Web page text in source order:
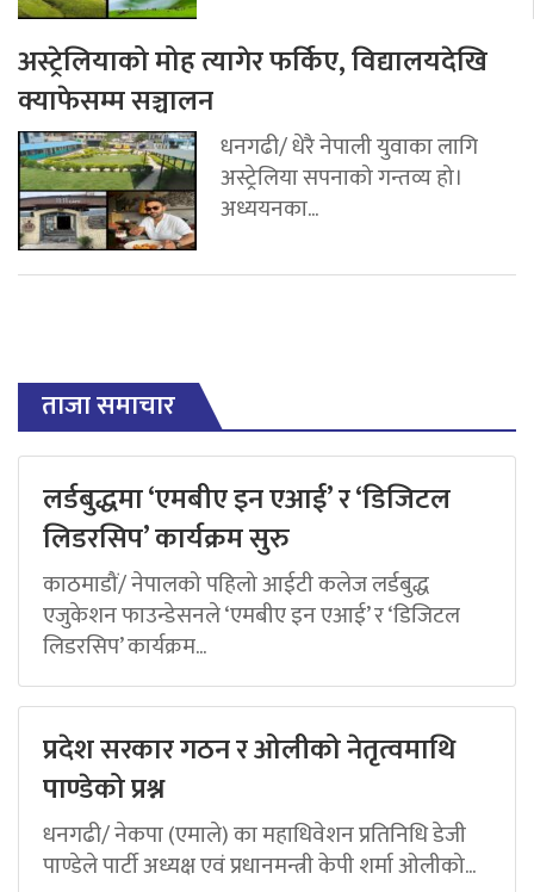
अस्ट्रेलियाको मोह त्यागेर फर्किए, विद्यालयदेखि
क्याफेसम्म सञ्चालन
धनगढी/ धेरै नेपाली युवाका लागि
अस्ट्रेलिया सपनाको गन्तव्य हो।
अध्ययनका...
ताजा समाचार
लर्डबुद्धमा ‘एमबीए इन एआई’ र ‘डिजिटल
लिडरसिप’ कार्यक्रम सुरु
काठमाडौं/ नेपालको पहिलो आईटी कलेज लर्डबुद्ध
एजुकेशन फाउन्डेसनले ‘एमबीए इन एआई’ र ‘डिजिटल
लिडरसिप’ कार्यक्रम...
प्रदेश सरकार गठन र ओलीको नेतृत्वमाथि
पाण्डेको प्रश्न
धनगढी/ नेकपा (एमाले) का महाधिवेशन प्रतिनिधि डेजी
पाण्डेले पार्टी अध्यक्ष एवं प्रधानमन्त्री केपी शर्मा ओलीको...